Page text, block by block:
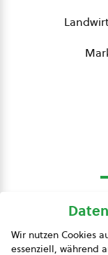
Wir nutzen Cookies
essenziell, während